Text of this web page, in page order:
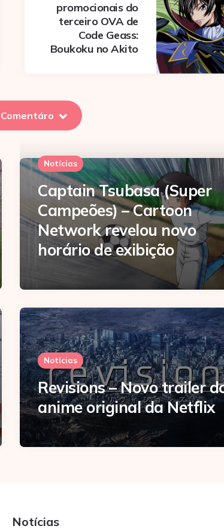
promocionais do
terceiro OVA de
Code Geass:
Boukoku no Akito
Notícias
Captain Tsubasa (Super
Campeões) – Cartoon
Network revelou novo
horário de exibição
Notícias
Revisions – Novo trailer
anime original da Netflix
Notícias